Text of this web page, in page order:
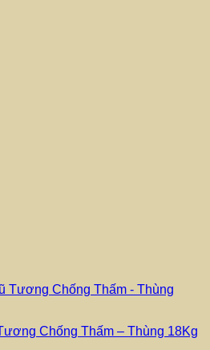
Chống Thấm – Thùng 18Kg